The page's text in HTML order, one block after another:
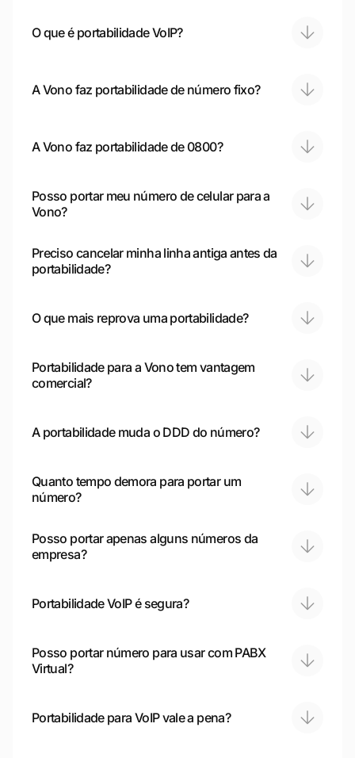
O que é portabilidade VoIP?
A Vono faz portabilidade de número fixo?
A Vono faz portabilidade de 0800?
Posso portar meu número de celular para a
Vono?
Preciso cancelar minha linha antiga antes da
portabilidade?
O que mais reprova uma portabilidade?
Portabilidade para a Vono tem vantagem
comercial?
A portabilidade muda o DDD do número?
Quanto tempo demora para portar um
número?
Posso portar apenas alguns números da
empresa?
Portabilidade VoIP é segura?
Posso portar número para usar com PABX
Virtual?
Portabilidade para VoIP vale a pena?